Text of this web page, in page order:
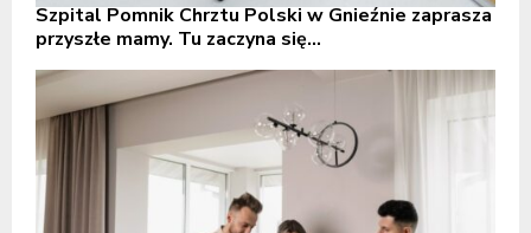
Szpital Pomnik Chrztu Polski w Gnieźnie zaprasza
przyszłe mamy. Tu zaczyna się...